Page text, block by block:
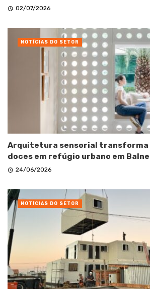
02/07/2026
Arquitetura sensorial transforma
doces em refúgio urbano em
24/06/2026
NOTÍCIAS DO SETOR
NOTÍCIAS DO SETOR